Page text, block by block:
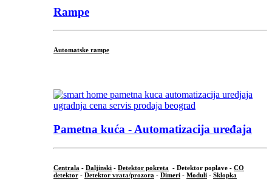
Rampe
Automatske rampe
Pametna kuća - Automatizacija uređaja
Centrala - Daljinski - Detektor pokreta - Detektor poplave - CO
detektor - Detektor vrata/prozora - Dimeri - Moduli - Sklopka